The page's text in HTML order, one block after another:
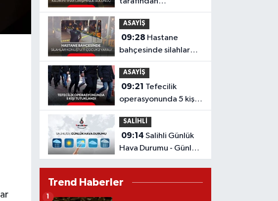
dolandırıldığını öne
sürdü! Kadın intihar
girişiminde bulundu
ASAYİŞ
09:28
bahçesinde silahlar
konuştu: 1’i çocuk 2
yaralı
ASAYİŞ
09:21
operasyonunda 5 kişi
tutuklandı
SALİHLİ
09:14 Salihli Günlük
Hava Durumu - Günlük
ve Haftalık Tahmin
Trend Haberler
1